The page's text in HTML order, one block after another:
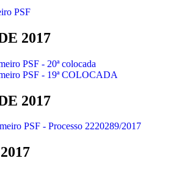
PSF
2017
PSF - 20ª colocada
PSF - 19ª COLOCADA
2017
PSF - Processo 2220289/2017